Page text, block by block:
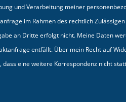
und Verarbeitung meiner
im Rahmen des rechtlich
an Dritte erfolgt nicht. Meine Daten
entfällt. Über mein Recht auf
eine weitere Korrespondenz nicht